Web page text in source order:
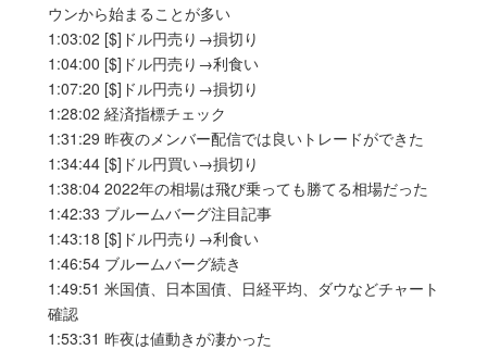
ウンから始まることが多い
1:03:02 [$]ドル円売り→損切り
1:04:00 [$]ドル円売り→利食い
1:07:20 [$]ドル円売り→損切り
1:28:02 経済指標チェック
1:31:29 昨夜のメンバー配信では良いトレードができた
1:34:44 [$]ドル円買い→損切り
1:38:04 2022年の相場は飛び乗っても勝てる相場だった
1:42:33 ブルームバーグ注目記事
1:43:18 [$]ドル円売り→利食い
1:46:54 ブルームバーグ続き
1:49:51 米国債、日本国債、日経平均、ダウなどチャート
確認
1:53:31 昨夜は値動きが凄かった